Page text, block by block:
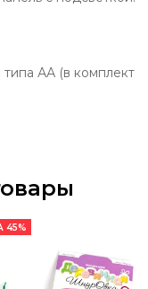
АА (в комплект
45%